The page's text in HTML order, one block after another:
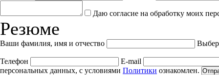
Даю согласие на обработку моих
Резюме
Ваши фамилия, имя и отчество
Телефон
E-mail
персональных данных, с условиями Политики ознакомлен.